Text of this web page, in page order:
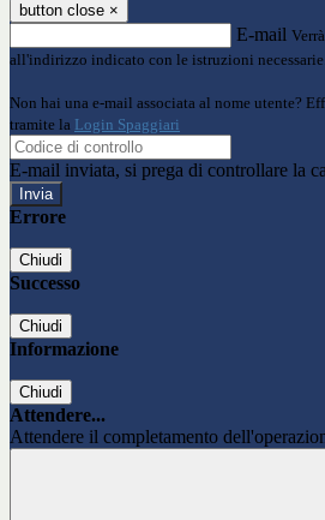
button close ×
E-mail
all'indirizzo indicato con le istruzioni necessarie.
Non hai una e-mail associata al nome utente?
tramite la Login Spaggiari
E-mail inviata, si prega di controllare la
Errore
Chiudi
Successo
Chiudi
Informazione
Chiudi
Attendere...
Attendere il completamento